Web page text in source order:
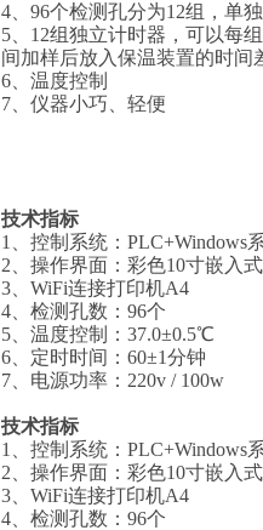
4、 96个检测孔分为12组，单
5、 12组独立计时器，可以每
间加样后放入保温装置的时间
6、 温度控制
7、 仪器小巧、轻便
技术指标
1、控制系统：PLC+Windows
2、操作界面：彩色10寸嵌入
3、WiFi连接打印机A4
4、 检测孔数： 96个
5、 温度控制： 37.0±0.5℃
6、 定时时间： 60±1分钟
7、 电源功率： 220v / 100w
技术指标
1、控制系统：PLC+Windows
2、操作界面：彩色10寸嵌入
3、WiFi连接打印机A4
4、 检测孔数：96个